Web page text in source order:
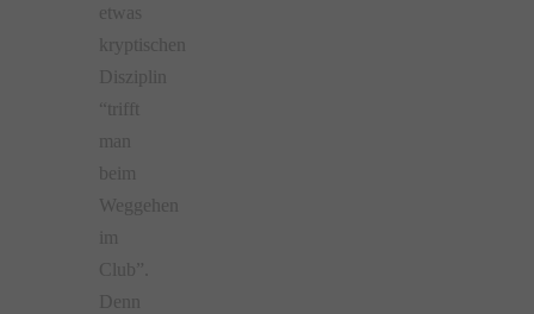
etwas
kryptischen
Disziplin
“trifft
man
beim
Weggehen
im
Club”.
Denn